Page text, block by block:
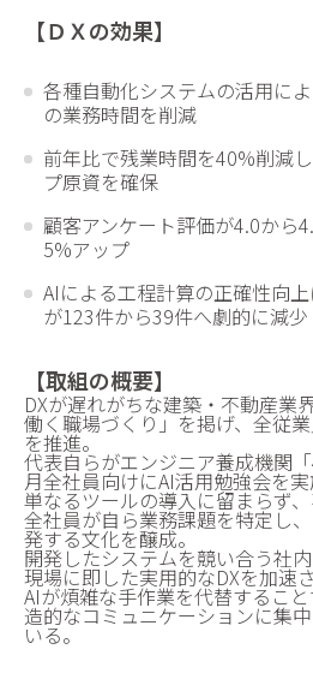
【ＤＸの効果】
各種自動化システムの活用に
の業務時間を削減
前年比で残業時間を40%削減
プ原資を確保
顧客アンケート評価が4.0から
5%アップ
AIによる工程計算の正確性向
が123件から39件へ劇的に減少
【取組の概要】
DXが遅れがちな建築・不動産業
働く職場づくり」を掲げ、全従
を推進。
代表自らがエンジニア養成機関
月全社員向けにAI活用勉強会を
単なるツールの導入に留まらず
全社員が自ら業務課題を特定し
発する文化を醸成。
開発したシステムを競い合う社内
現場に即した実用的なDXを加速さ
AIが煩雑な手作業を代替するこ
造的なコミュニケーションに集
いる。